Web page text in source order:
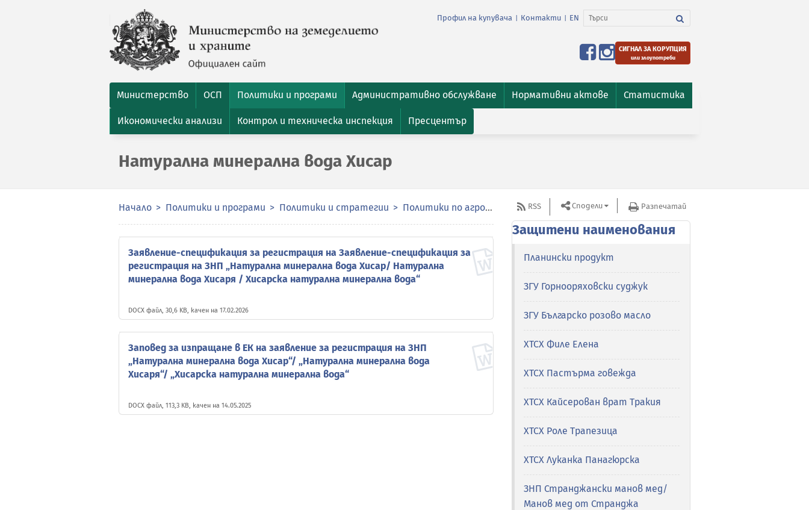
Профил на купувача Контакти EN
СИГНАЛ ЗА КОРУПЦИЯ
или злоупотреби
Министерство ОСП Политики и програми Административно обслужване Нормативни актове Статистика
Икономически анализи Контрол и техническа инспекция Пресцентър
Натурална минерална вода Хисар
Начало Политики и програми Политики и стратегии Политики по агрохранителната верига Защитени наименования
Заявление-спецификация за регистрация на Заявление-спецификация за
регистрация на ЗНП „Натурална минерална вода Хисар/ Натурална
минерална вода Хисаря / Хисарска натурална минерална вода“
DOCX файл, 30,6 KB, качен на 17.02.2026
Заповед за изпращане в ЕК на заявление за регистрация на ЗНП
„Натурална минерална вода Хисар“/ „Натурална минерална вода
Хисаря“/ „Хисарска натурална минерална вода“
DOCX файл, 113,3 KB, качен на 14.05.2025
RSS Сподели Разпечатай
Защитени наименования
Планински продукт
ЗГУ Горнооряховски суджук
ЗГУ Българско розово масло
ХТСХ Филе Елена
ХТСХ Пастърма говежда
ХТСХ Кайсерован врат Тракия
ХТСХ Роле Трапезица
ХТСХ Луканка Панагюрска
ЗНП Странджански манов мед/
Манов мед от Странджа